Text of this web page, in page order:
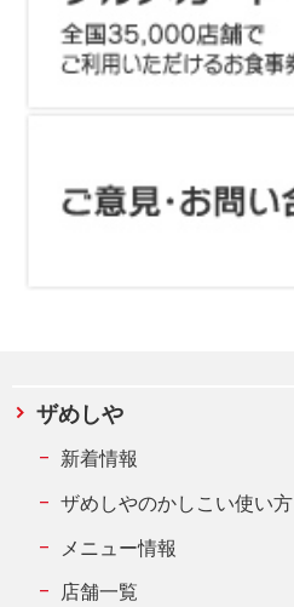
ザめしや
新着情報
ザめしやのかしこい使い方
メニュー情報
店舗一覧